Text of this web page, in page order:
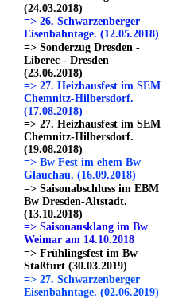
(24.03.2018)
=> 26. Schwarzenberger
Eisenbahntage. (12.05.2018)
=> Sonderzug Dresden -
Liberec - Dresden
(23.06.2018)
=> 27. Heizhausfest im SEM
Chemnitz-Hilbersdorf.
(17.08.2018)
=> 27. Heizhausfest im SEM
Chemnitz-Hilbersdorf.
(19.08.2018)
=> Bw Fest im ehem Bw
Glauchau. (16.09.2018)
=> Saisonabschluss im EBM
Bw Dresden-Altstadt.
(13.10.2018)
=> Saisonausklang im Bw
Weimar am 14.10.2018
=> Frühlingsfest im Bw
Staßfurt (30.03.2019)
=> 27. Schwarzenberger
Eisenbahntage. (02.06.2019)